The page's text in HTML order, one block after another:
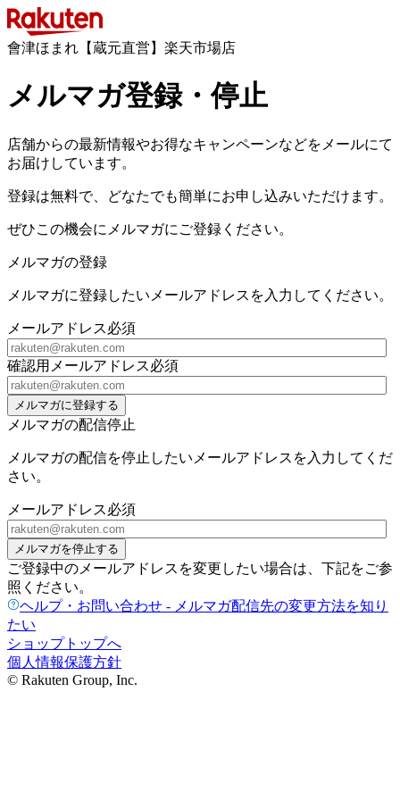
會津ほまれ【蔵元直営】楽天市場店
メルマガ登録・停止
店舗からの最新情報やお得なキャンペーンなどをメールにて
お届けしています。
登録は無料で、どなたでも簡単にお申し込みいただけます。
ぜひこの機会にメルマガにご登録ください。
メルマガの登録
メルマガに登録したいメールアドレスを入力してください。
メールアドレス必須
確認用メールアドレス必須
メルマガに登録する
メルマガの配信停止
メルマガの配信を停止したいメールアドレスを入力してくだ
さい。
メールアドレス必須
メルマガを停止する
ご登録中のメールアドレスを変更したい場合は、下記をご参
照ください。
ヘルプ・お問い合わせ - メルマガ配信先の変更方法を知り
たい
ショップトップへ
個人情報保護方針
© Rakuten Group, Inc.